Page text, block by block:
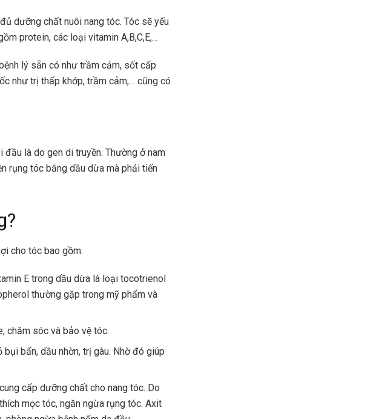
dưỡng chất nuôi nang tóc. Tóc sẽ yếu
protein, các loại vitamin A,B,C,E,…
lý sẵn có như trầm cảm, sốt cấp
như trị thấp khớp, trầm cảm,… cũng có
đầu là do gen di truyền. Thường ở nam
rụng tóc bằng dầu dừa mà phải tiến
cho tóc bao gồm:
E trong dầu dừa là loại tocotrienol
thường gặp trong mỹ phẩm và
chăm sóc và bảo vệ tóc.
bẩn, dầu nhờn, trị gàu. Nhờ đó giúp
cấp dưỡng chất cho nang tóc. Do
mọc tóc, ngăn ngừa rụng tóc. Axit